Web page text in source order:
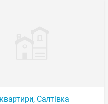
(ювілейний )67
Салтівка